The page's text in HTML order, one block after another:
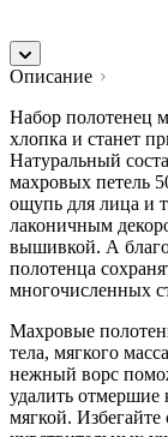
Описание
Набор полотенец
хлопка и станет
Натуральный
махровых петель
ощупь для лица и
лаконичным
вышивкой. А
полотенца
многочисленных
Махровые
тела, мягкого
нежный ворс
удалить отмершие
мягкой.